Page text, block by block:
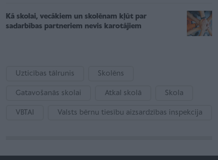
Kā skolai, vecākiem un skolēnam kļūt par
sadarbības partneriem nevis karotājiem
Uzticības tālrunis Skolēns
Gatavošanās skolai Atkal skolā Skola
VBTAI Valsts bērnu tiesību aizsardzības inspekcija